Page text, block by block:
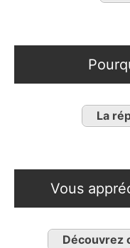
La
Vous
Découvrez